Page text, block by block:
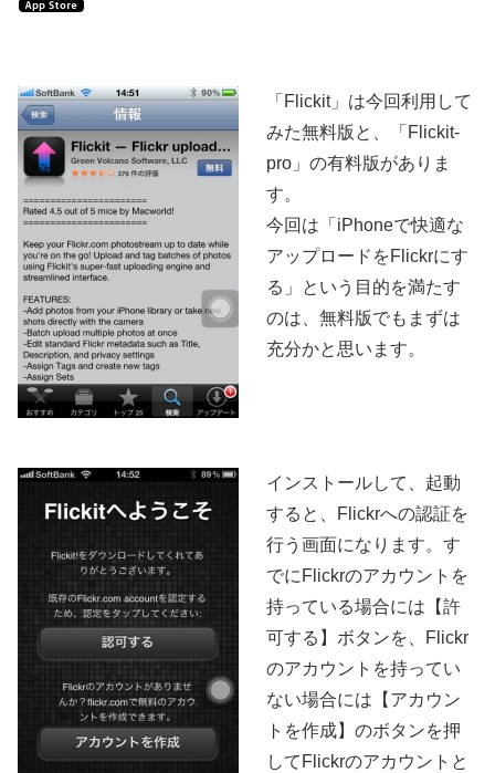
「Flickit」は今回利用して
みた無料版と、「Flickit-
pro」の有料版がありま
す。
今回は「iPhoneで快適な
アップロードをFlickrにす
る」という目的を満たす
のは、無料版でもまずは
充分かと思います。
インストールして、起動
すると、Flickrへの認証を
行う画面になります。す
でにFlickrのアカウントを
持っている場合には【許
可する】ボタンを、Flickr
のアカウントを持ってい
ない場合には【アカウン
トを作成】のボタンを押
してFlickrのアカウントと